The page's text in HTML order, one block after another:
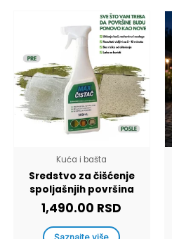
Kuća i bašta
Sredstvo za čišćenje
spoljašnjih površina
1,490.00 RSD